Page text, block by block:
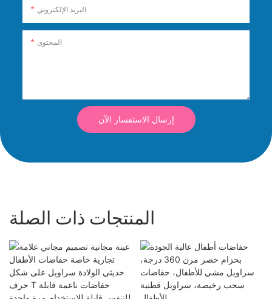
البريد الإلكتروني
المحتوى
إرسال الاستفسار الآن
المنتجات ذات الصلة